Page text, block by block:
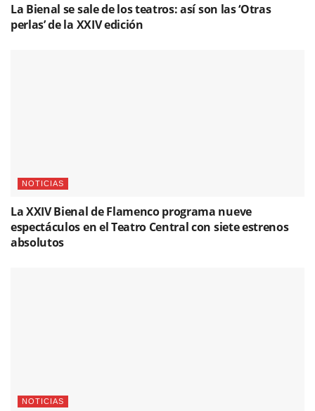
La Bienal se sale de los teatros: así son las ‘Otras
perlas’ de la XXIV edición
NOTICIAS
La XXIV Bienal de Flamenco programa nueve
espectáculos en el Teatro Central con siete estrenos
absolutos
NOTICIAS